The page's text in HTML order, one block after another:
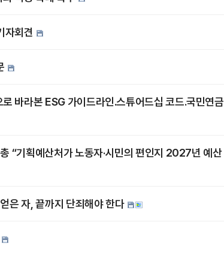
자회견
바라본 ESG 가이드라인․스튜어드십 코드․국민연금
“기획예산처가 노동자·시민의 편인지 2027년 예산
은 자, 끝까지 단죄해야 한다